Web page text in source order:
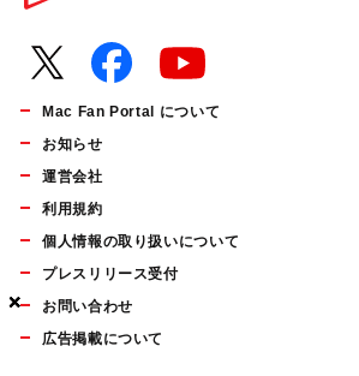
×
×
×
Mac Fan Portal について
お知らせ
運営会社
利用規約
個人情報の取り扱いについて
プレスリリース受付
お問い合わせ
広告掲載について